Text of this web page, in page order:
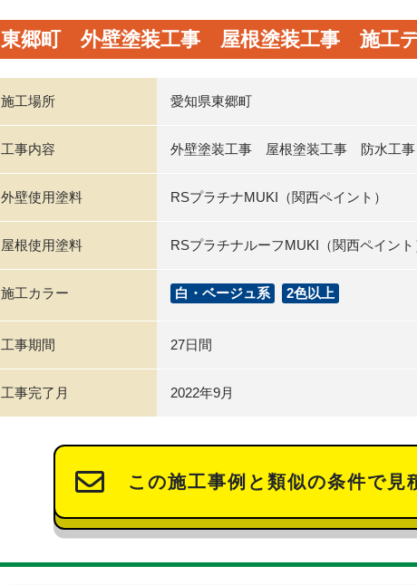
東郷町 外壁塗装工事 屋根塗装工事 施工
施工場所 愛知県東郷町
工事内容 外壁塗装工事 屋根塗装工事 防水工事
外壁使用塗料 RSプラチナMUKI（関西ペイント）
屋根使用塗料 RSプラチナルーフMUKI（関西ペイント
施工カラー 白・ベージュ系 2色以上
工事期間 27日間
工事完了月 2022年9月
この施工事例と類似の条件で見